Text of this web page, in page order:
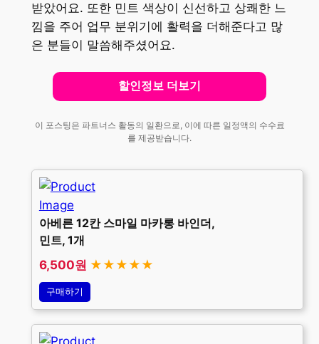
받았어요. 또한 민트 색상이 신선하고 상쾌한 느
낌을 주어 업무 분위기에 활력을 더해준다고 많
은 분들이 말씀해주셨어요.
할인정보 더보기
이 포스팅은 파트너스 활동의 일환으로, 이에 따른 일정액의 수수료
를 제공받습니다.
아베른 12칸 스마일 마카롱 바인더,
민트, 1개
6,500원 ★★★★★
구매하기